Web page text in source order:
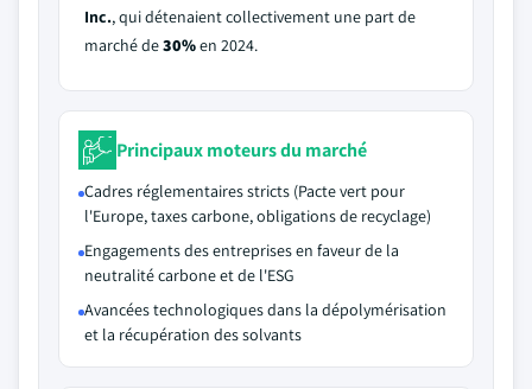
Inc., qui détenaient collectivement une part de
marché de30%en 2024.
Principaux moteurs du marché
Cadres réglementaires stricts (Pacte vert pour
l'Europe, taxes carbone, obligations de recyclage)
Engagements des entreprises en faveur de la
neutralité carbone et de l'ESG
Avancées technologiques dans la dépolymérisation
et la récupération des solvants